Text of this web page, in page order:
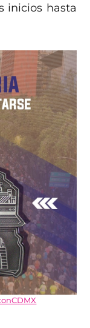
inicios hasta